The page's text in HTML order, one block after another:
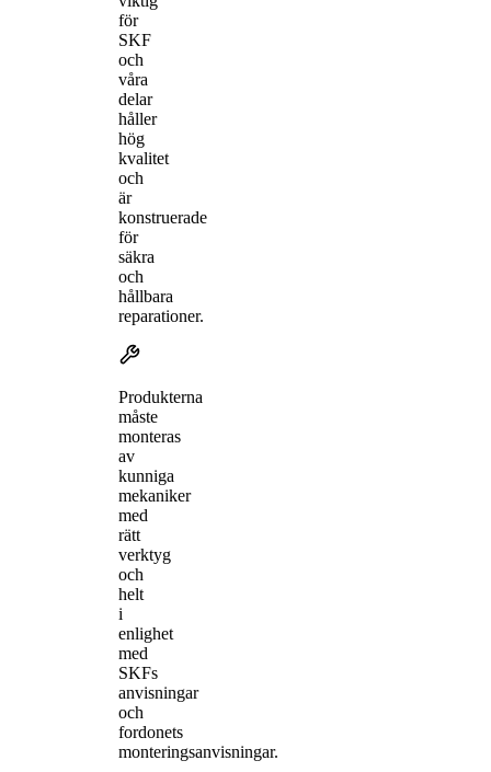
för
SKF
och
våra
delar
håller
hög
kvalitet
och
är
konstruerade
för
säkra
och
hållbara
reparationer.
Produkterna
måste
monteras
av
kunniga
mekaniker
med
rätt
verktyg
och
helt
i
enlighet
med
SKFs
anvisningar
och
fordonets
monteringsanvisningar.